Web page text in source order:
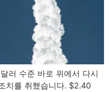
러 수준 바로 위에서 다시
치를 취했습니다. $2.40